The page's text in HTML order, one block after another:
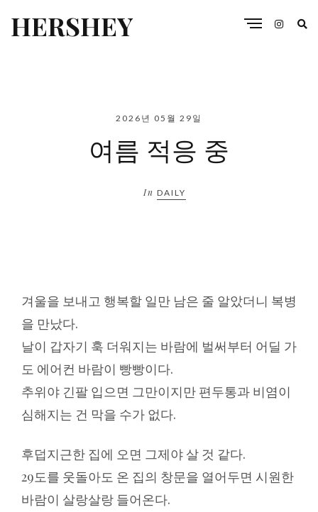
HERSHEY
2026년 05월 29일
여름 적응 중
In DAILY
겨울을 보내고 행복할 일만 남은 줄 알았더니 복병
을 만났다.
날이 갑자기 훅 더워지는 바람에 벌써부터 어딜 가
도 에어컨 바람이 빵빵이다.
추위야 긴팔 입으면 그만이지만 편두통과 비염이
심해지는 건 막을 수가 없다.
후덥지근한 집에 오면 그제야 살 것 같다.
29도를 웃돌아도 온 집의 창문을 열어두면 시원한
바람이 살랑살랑 들어온다.